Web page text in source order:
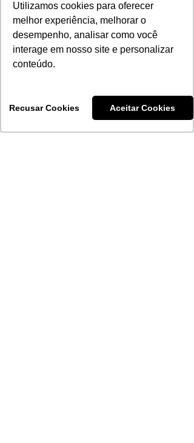
Utilizamos cookies para oferecer
melhor experiência, melhorar o
desempenho, analisar como você
interage em nosso site e personalizar
conteúdo.
Recusar Cookies Aceitar Cookies
Rede Referenciada
Hospital Moinhos de Vento
Hospital Mãe de Deus
Hospital Divina Providência
Instituto de Cardiologia
Hospital Ernesto Dornelles
Hospital de Clínicas de Porto Alegre